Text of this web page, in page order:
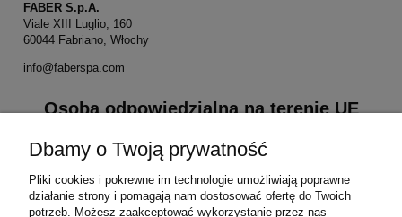
FABER S.p.A.
Viale XIII Luglio, 160
60044 Fabriano, Włochy
info@faberspa.com
Osoba odpowiedzialna na terenie UE
FABER S.p.A.
Viale XIII Luglio, 160
60044 Fabriano, Włochy
info@faberspa.com
Dbamy o Twoją prywatność
Pliki cookies i pokrewne im technologie umożliwiają poprawne
działanie strony i pomagają nam dostosować ofertę do Twoich
potrzeb. Możesz zaakceptować wykorzystanie przez nas